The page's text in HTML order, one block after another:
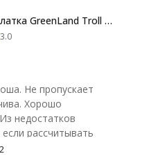
Палатка GreenLand Troll 2-местная
3.0
Не пропускает
Хорошо
недостатков
рассчитывать
и тащить вдаль